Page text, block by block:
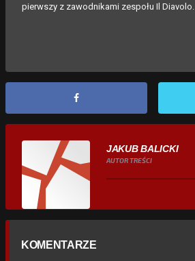
pierwszy z zawodnikami zespołu Il Diavolo.
JAKUB BALICKI
AUTOR TREŚCI
KOMENTARZE